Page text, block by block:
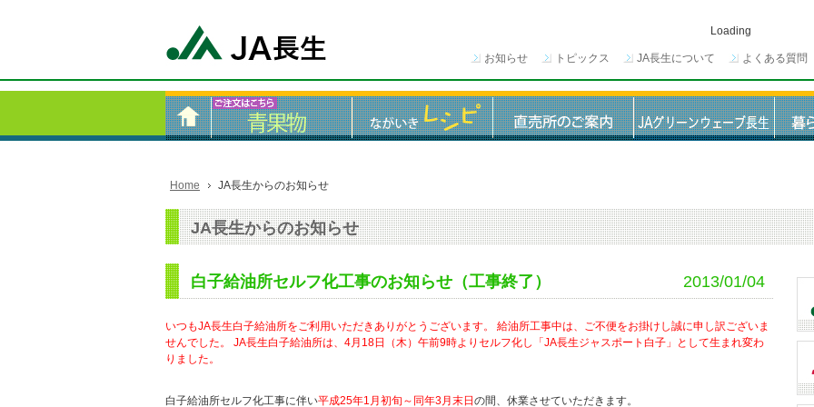
Loading
お知らせ トピックス JA長生について よくある質問
Home JA長生からのお知らせ
JA長生からのお知らせ
2013/01/04
白子給油所セルフ化工事のお知らせ（工事終了）
いつもJA長生白子給油所をご利用いただきありがとうございます。 給油所工事中は、ご不便をお掛けし誠に申し訳ございま
せんでした。 JA長生白子給油所は、4月18日（木）午前9時よりセルフ化し「JA長生ジャスポート白子」として生まれ変わ
りました。
白子給油所セルフ化工事に伴い平成25年1月初旬～同年3月末日 の間、休業させていただきます。